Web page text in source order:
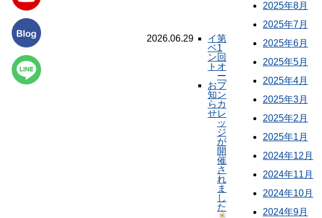
2026.06.29
イ
ベ
ン
ト
お
知
ら
せ
第
1
回
オ
ー
プ
ン
カ
レ
ッ
ジ
が
開
催
さ
れ
ま
し
た
2025年8月
2025年7月
2025年6月
2025年5月
2025年4月
2025年3月
2025年2月
2025年1月
2024年12月
2024年11月
2024年10月
2024年9月